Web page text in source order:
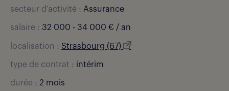
secteur d’activité : Assurance
salaire : 32 000 - 34 000 € / an
localisation : Strasbourg (67)
type de contrat : intérim
durée : 2 mois